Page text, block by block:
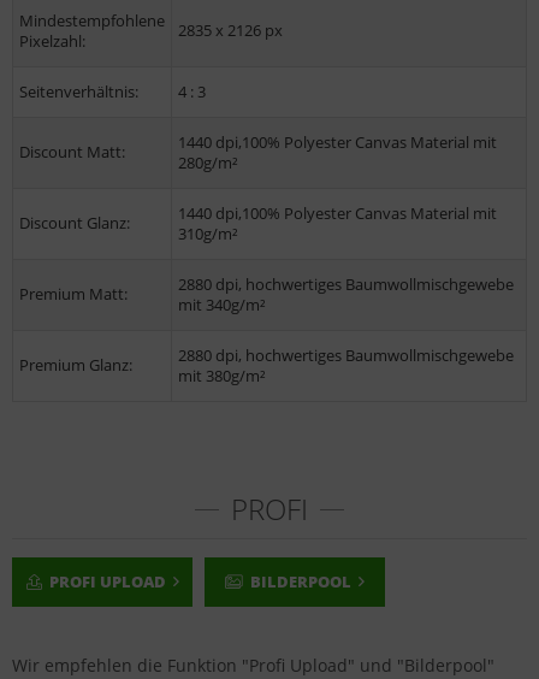
Mindestempfohlene
Pixelzahl:
2835 x 2126 px
Seitenverhältnis: 4 : 3
Discount Matt:
1440 dpi,100% Polyester Canvas Material mit
280g/m²
Discount Glanz:
1440 dpi,100% Polyester Canvas Material mit
310g/m²
Premium Matt:
2880 dpi, hochwertiges Baumwollmischgewebe
mit 340g/m²
Premium Glanz:
2880 dpi, hochwertiges Baumwollmischgewebe
mit 380g/m²
PROFI
PROFI UPLOAD BILDERPOOL
Wir empfehlen die Funktion "Profi Upload" und "Bilderpool"